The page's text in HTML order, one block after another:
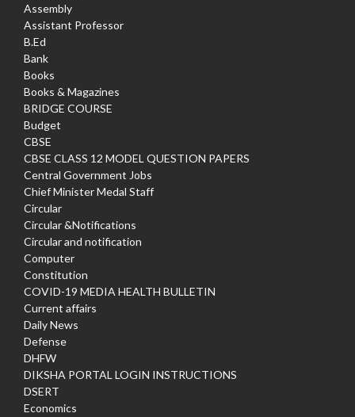
Assembly
Assistant Professor
B.Ed
Bank
Books
Books & Magazines
BRIDGE COURSE
Budget
CBSE
CBSE CLASS 12 MODEL QUESTION PAPERS
Central Government Jobs
Chief Minister Medal Staff
Circular
Circular &Notifications
Circular and notification
Computer
Constitution
COVID-19 MEDIA HEALTH BULLETIN
Current affairs
Daily News
Defense
DHFW
DIKSHA PORTAL LOGIN INSTRUCTIONS
DSERT
Economics